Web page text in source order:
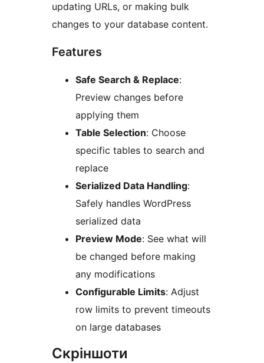
updating URLs, or making bulk
changes to your database content.
Features
Safe Search & Replace:
Preview changes before
applying them
Table Selection: Choose
specific tables to search and
replace
Serialized Data Handling:
Safely handles WordPress
serialized data
Preview Mode: See what will
be changed before making
any modifications
Configurable Limits: Adjust
row limits to prevent timeouts
on large databases
Скріншоти